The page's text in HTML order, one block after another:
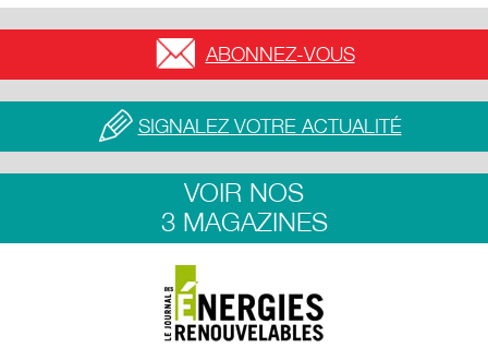
ABONNEZ-VOUS
SIGNALEZ VOTRE ACTUALITÉ
VOIR NOS
3 MAGAZINES